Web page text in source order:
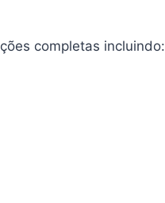
completas incluindo: